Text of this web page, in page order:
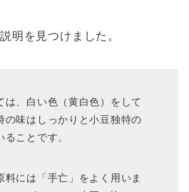
明を見つけました。
は、白い色（黄白色）をして
の味はしっかりと小豆独特の
ことです。
料には「手亡」をよく用いま